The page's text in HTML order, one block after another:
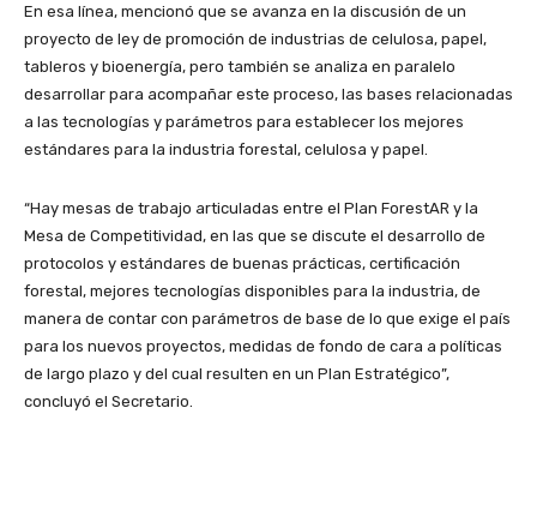
En esa línea, mencionó que se avanza en la discusión de un
proyecto de ley de promoción de industrias de celulosa, papel,
tableros y bioenergía, pero también se analiza en paralelo
desarrollar para acompañar este proceso, las bases relacionadas
a las tecnologías y parámetros para establecer los mejores
estándares para la industria forestal, celulosa y papel.
“Hay mesas de trabajo articuladas entre el Plan ForestAR y la
Mesa de Competitividad, en las que se discute el desarrollo de
protocolos y estándares de buenas prácticas, certificación
forestal, mejores tecnologías disponibles para la industria, de
manera de contar con parámetros de base de lo que exige el país
para los nuevos proyectos, medidas de fondo de cara a políticas
de largo plazo y del cual resulten en un Plan Estratégico”,
concluyó el Secretario.